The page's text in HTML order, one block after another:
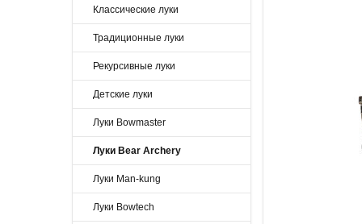
Классические луки
Традиционные луки
Рекурсивные луки
Детские луки
Луки Bowmaster
Луки Bear Archery
Луки Man-kung
Луки Bowtech